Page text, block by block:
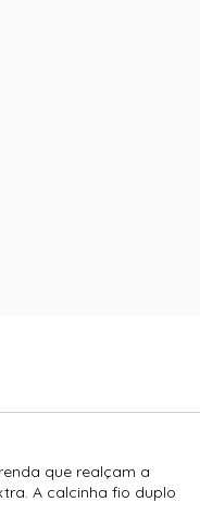
que realçam a
A calcinha fio duplo